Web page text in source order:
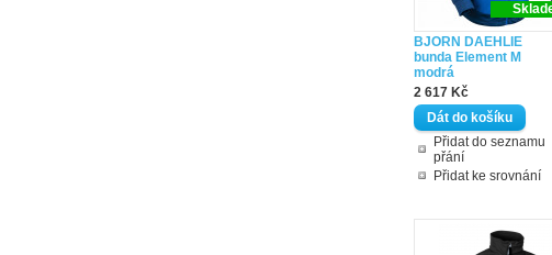
BJORN DAEHLIE
bunda Element M
modrá
2 617 Kč
Přidat do seznamu
přání
Přidat ke srovnání